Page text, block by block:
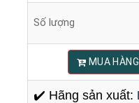
Số lượng
MUA HÀNG
✔️ Hãng sản xuất: